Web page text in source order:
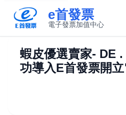
e首發票
電子發票加值中心
蝦皮優選賣家- DE
功導入E首發票開